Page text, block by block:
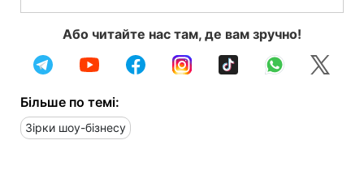
Або читайте нас там, де вам зручно!
Більше по темі:
Зірки шоу-бізнесу